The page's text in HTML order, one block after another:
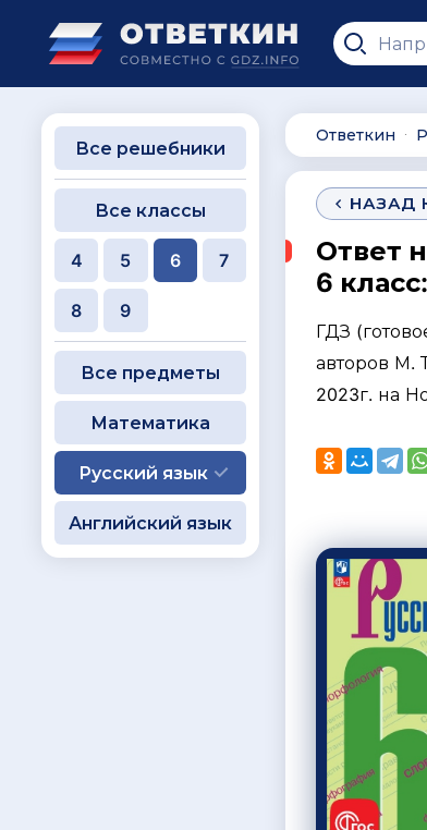
Ответкин ∙
НАЗАД
Ответ
6
ГДЗ
авторов М.
2023г. на
Все решебники
Все классы
4 5 6 7
8 9
Все предметы
Математика
Русский язык
Английский язык